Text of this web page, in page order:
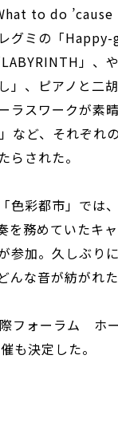
to do ’cause
グミの「
」、
」、ピアノと二
ラスワークが素
など、それぞれ
らされた。
色彩都市」では
を務めていたキ
参加。久しぶり
な音が紡がれ
フォーラム ホ
も決定した。